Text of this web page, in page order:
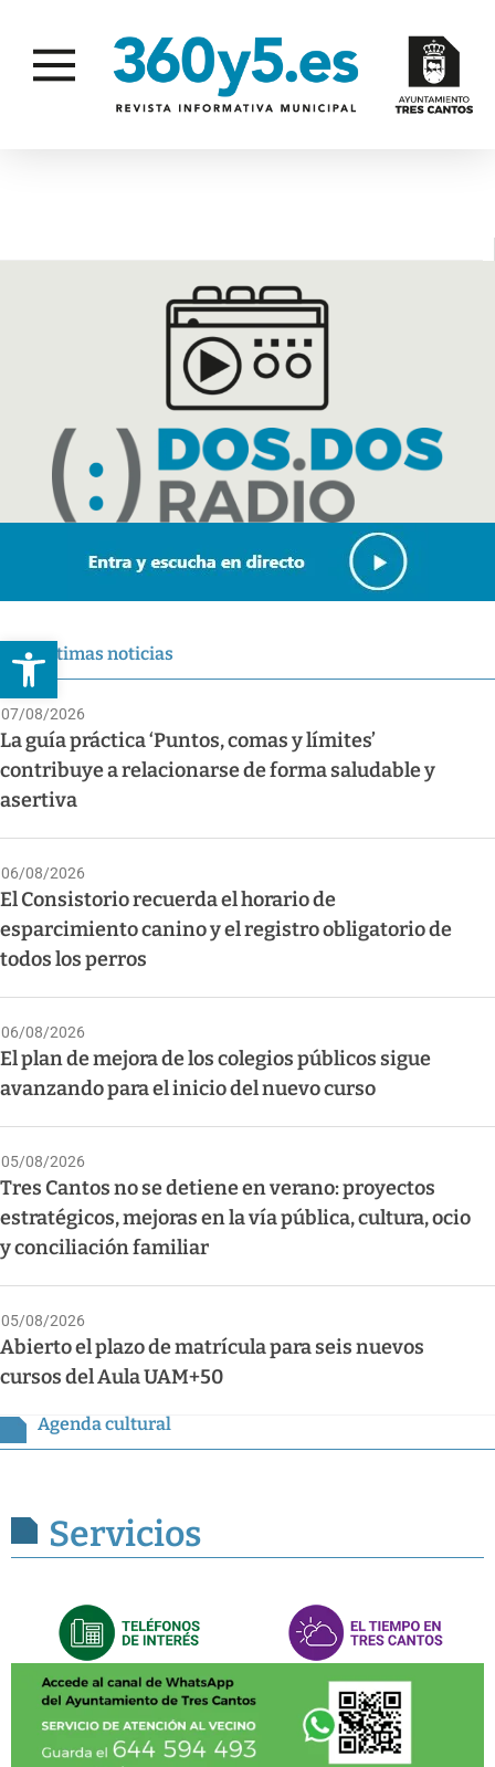
Abrir barra de herramientas
Últimas noticias
07/08/2026
La guía práctica ‘Puntos, comas y límites’
contribuye a relacionarse de forma saludable y
asertiva
06/08/2026
El Consistorio recuerda el horario de
esparcimiento canino y el registro obligatorio de
todos los perros
06/08/2026
El plan de mejora de los colegios públicos sigue
avanzando para el inicio del nuevo curso
05/08/2026
Tres Cantos no se detiene en verano: proyectos
estratégicos, mejoras en la vía pública, cultura, ocio
y conciliación familiar
05/08/2026
Abierto el plazo de matrícula para seis nuevos
cursos del Aula UAM+50
Agenda cultural
Servicios